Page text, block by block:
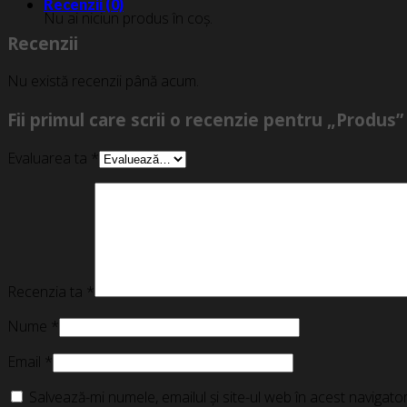
Nu ai niciun produs în coș.
Recenzii (0)
Recenzii
Nu există recenzii până acum.
Fii primul care scrii o recenzie pentru „Produs”
Evaluarea ta *
Recenzia ta *
Nume *
Email *
Salvează-mi numele, emailul și site-ul web în acest